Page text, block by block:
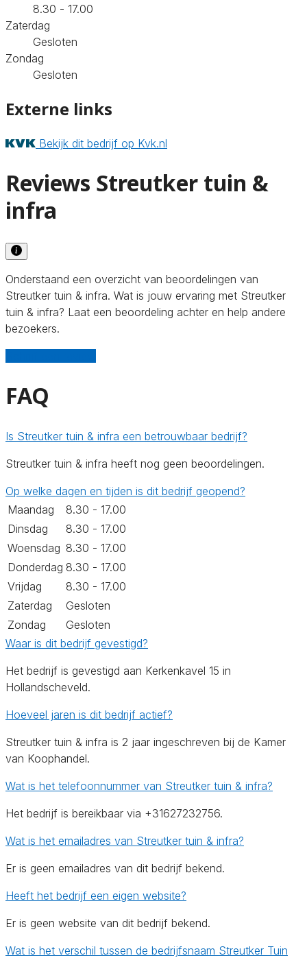
8.30 - 17.00
Zaterdag
Gesloten
Zondag
Gesloten
Externe links
Bekijk dit bedrijf op Kvk.nl
Reviews Streutker tuin &
infra
Onderstaand een overzicht van beoordelingen van
Streutker tuin & infra. Wat is jouw ervaring met Streutker
tuin & infra? Laat een beoordeling achter en help andere
bezoekers.
FAQ
Is Streutker tuin & infra een betrouwbaar bedrijf?
Streutker tuin & infra heeft nog geen beoordelingen.
Op welke dagen en tijden is dit bedrijf geopend?
Maandag
8.30 - 17.00
Dinsdag
8.30 - 17.00
Woensdag 8.30 - 17.00
Donderdag 8.30 - 17.00
Vrijdag
8.30 - 17.00
Zaterdag
Gesloten
Zondag
Gesloten
Waar is dit bedrijf gevestigd?
Het bedrijf is gevestigd aan Kerkenkavel 15 in
Hollandscheveld.
Hoeveel jaren is dit bedrijf actief?
Streutker tuin & infra is 2 jaar ingeschreven bij de Kamer
van Koophandel.
Wat is het telefoonnummer van Streutker tuin & infra?
Het bedrijf is bereikbaar via +31627232756.
Wat is het emailadres van Streutker tuin & infra?
Er is geen emailadres van dit bedrijf bekend.
Heeft het bedrijf een eigen website?
Er is geen website van dit bedrijf bekend.
Wat is het verschil tussen de bedrijfsnaam Streutker Tuin